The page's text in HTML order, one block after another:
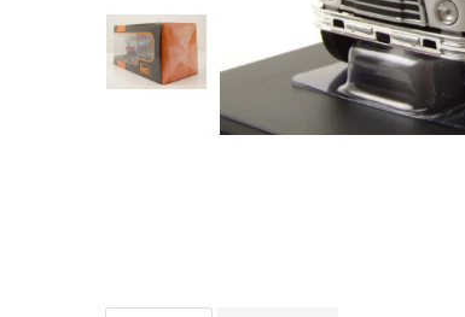
Machete cisterne
Machete autocare si autobuze
interventie